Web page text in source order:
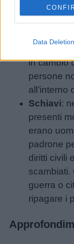
Data Deletion
Pastori e
civiltà
terra;
in cambio
persone
all’interno
Schiavi:
presenti
erano
padrone
diritti civili
scambiati.
guerra o
ripagare i